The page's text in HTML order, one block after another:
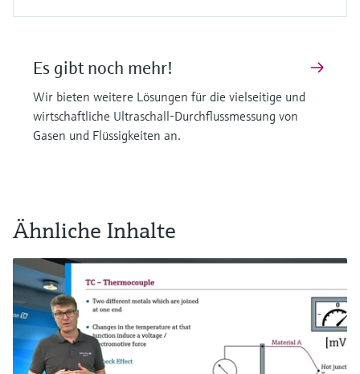
Es gibt noch mehr!
Wir bieten weitere Lösungen für die vielseitige und
wirtschaftliche Ultraschall-Durchflussmessung von
Gasen und Flüssigkeiten an.
Ähnliche Inhalte